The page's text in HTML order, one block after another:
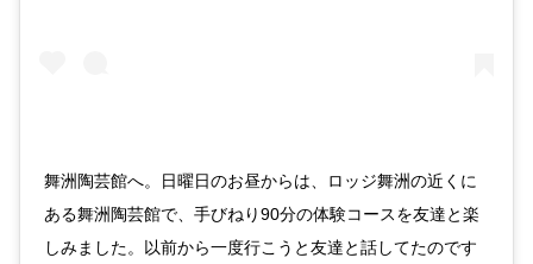
舞洲陶芸館へ。日曜日のお昼からは、ロッジ舞洲の近くに
ある舞洲陶芸館で、手びねり90分の体験コースを友達と楽
しみました。以前から一度行こうと友達と話してたのです